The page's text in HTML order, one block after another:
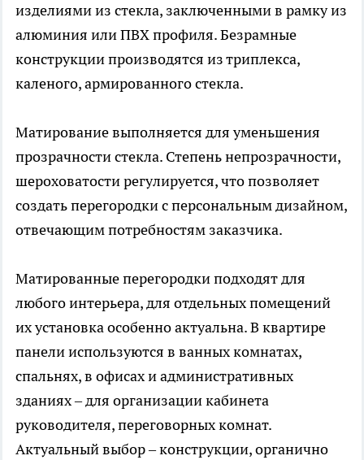
изделиями из стекла, заключенными в рамку из
алюминия или ПВХ профиля. Безрамные
конструкции производятся из триплекса,
каленого, армированного стекла.
Матирование выполняется для уменьшения
прозрачности стекла. Степень непрозрачности,
шероховатости регулируется, что позволяет
создать перегородки с персональным дизайном,
отвечающим потребностям заказчика.
Матированные перегородки подходят для
любого интерьера, для отдельных помещений
их установка особенно актуальна. В квартире
панели используются в ванных комнатах,
спальнях, в офисах и административных
зданиях – для организации кабинета
руководителя, переговорных комнат.
Актуальный выбор – конструкции, органично